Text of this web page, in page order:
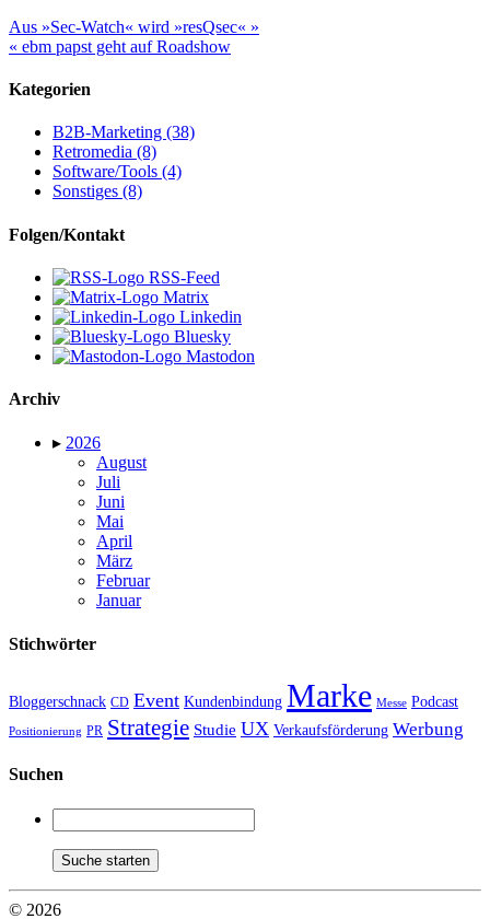
Aus »Sec-Watch« wird »resQsec« »
« ebm papst geht auf Roadshow
Kategorien
B2B-Marketing (38)
Retromedia (8)
Software/Tools (4)
Sonstiges (8)
Folgen/Kontakt
RSS-Feed
Matrix
Linkedin
Bluesky
Mastodon
Archiv
▸ 2026
August
Juli
Juni
Mai
April
März
Februar
Januar
Stichwörter
Bloggerschnack CD Event Kundenbindung Marke Messe Podcast
Positionierung PR Strategie Studie UX Verkaufsförderung Werbung
Suchen
© 2026